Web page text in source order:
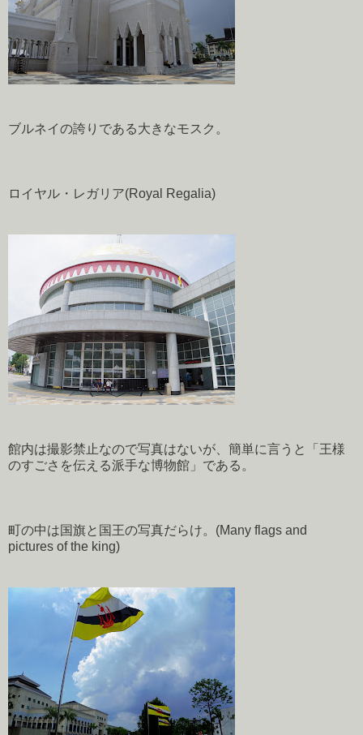
ブルネイの誇りである大きなモスク。
ロイヤル・レガリア(Royal Regalia)
館内は撮影禁止なので写真はないが、簡単に言うと「王様
のすごさを伝える派手な博物館」である。
町の中は国旗と国王の写真だらけ。(Many flags and
pictures of the king)